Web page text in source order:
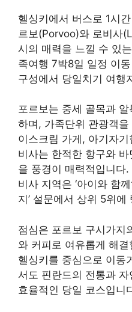
헬싱키에서 버스로 1시
르보(Porvoo)와 로비사
시의 매력을 느낄 수 있
족여행 7박8일 일정 이
구성에서 당일치기 여행
포르보는 중세 골목과
하며, 가족단위 관광객
이스크림 가게, 아기자
비사는 한적한 항구와
을 풍경이 매력적입니
비사 지역은 ‘아이와 함
지’ 설문에서 상위 5위
점심은 포르보 구시가지
와 커피로 여유롭게 해
헬싱키를 중심으로 이동
서도 핀란드의 전통과
효율적인 당일 코스입니